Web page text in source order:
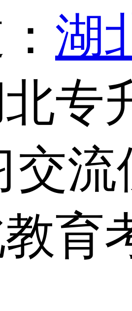
湖
专
交流
育